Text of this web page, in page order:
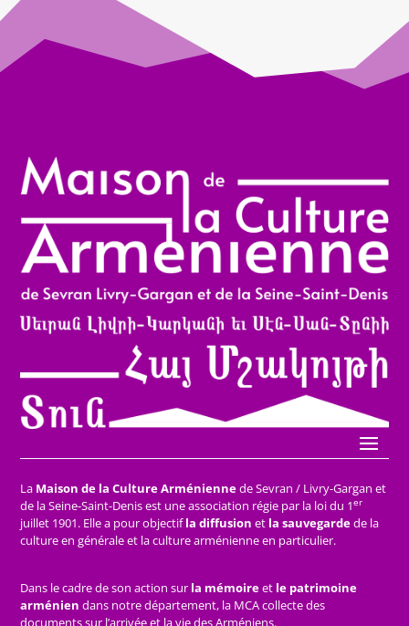
La Maison de la Culture Arméniennede Sevran / Livry-Gargan et
de la Seine-Saint-Denis est une association régie par la loi du 1er
juillet 1901. Elle a pour objectifla diffusion et la sauvegardede la
culture en générale et la culture arménienne en particulier.
Dans le cadre de son action sur la mémoireet le patrimoine
arménien dans notre département, la MCA collecte des
documents sur l’arrivée et la vie des Arméniens.